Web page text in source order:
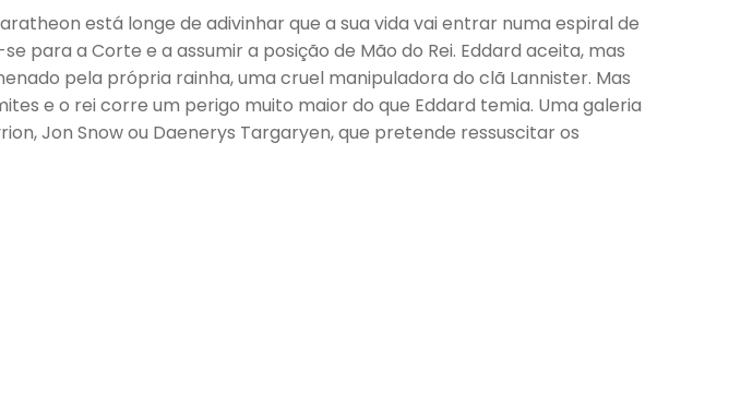
está longe de adivinhar que a sua vida vai entrar numa espiral de
para a Corte e a assumir a posição de Mão do Rei. Eddard aceita, mas
pela própria rainha, uma cruel manipuladora do clã Lannister. Mas
e o rei corre um perigo muito maior do que Eddard temia. Uma galeria
Jon Snow ou Daenerys Targaryen, que pretende ressuscitar os